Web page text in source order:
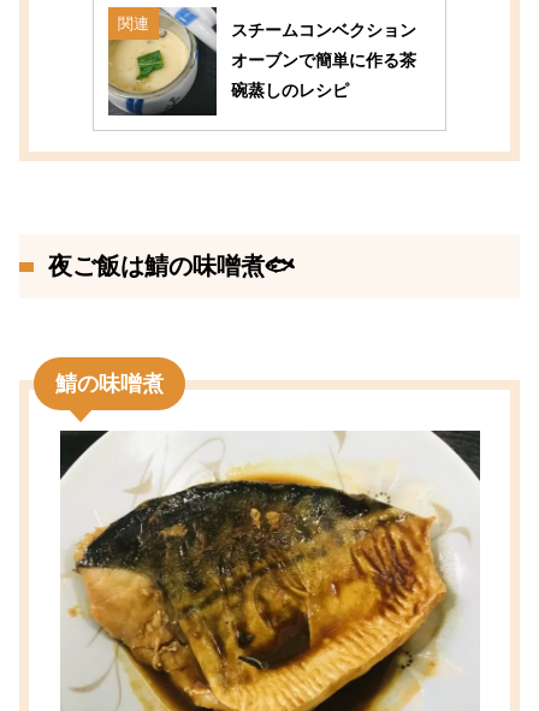
関連
スチームコンベクション
オーブンで簡単に作る茶
碗蒸しのレシピ
夜ご飯は鯖の味噌煮🐟
鯖の味噌煮